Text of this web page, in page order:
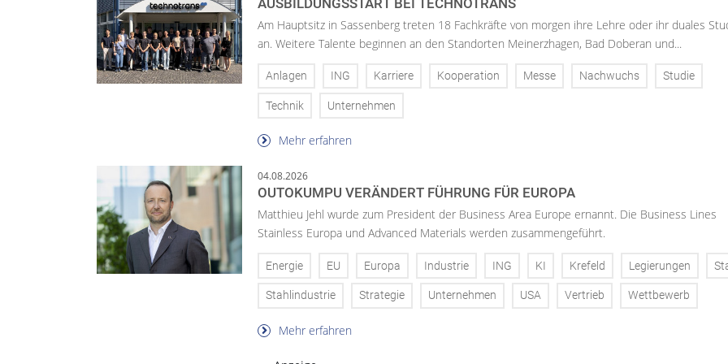
Am Hauptsitz in Sassenberg treten 18 Fachkräfte von morgen ihre Lehre oder ihr duales
an. Weitere Talente beginnen an den Standorten Meinerzhagen, Bad Doberan und...
Anlagen ING Karriere Kooperation Messe Nachwuchs Studie
Technik Unternehmen
Mehr erfahren
04.08.2026
OUTOKUMPU VERÄNDERT FÜHRUNG FÜR EUROPA
Matthieu Jehl wurde zum President der Business Area Europe ernannt. Die Business Lines
Stainless Europa und Advanced Materials werden zusammengeführt.
Energie EU Europa Industrie ING KI Krefeld Legierungen
Stahlindustrie Strategie Unternehmen USA Vertrieb Wettbewerb
Mehr erfahren